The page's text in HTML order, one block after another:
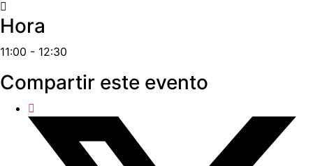
Hora
11:00 - 12:30
Compartir este evento